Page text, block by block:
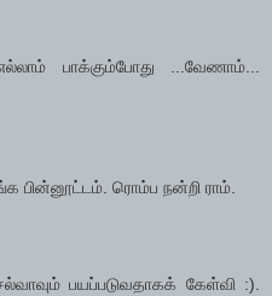
பாக்கும்போது ...வேணாம்...
பின்னூட்டம். ரொம்ப நன்றி ராம்.
பயப்படுவதாகக் கேள்வி :).